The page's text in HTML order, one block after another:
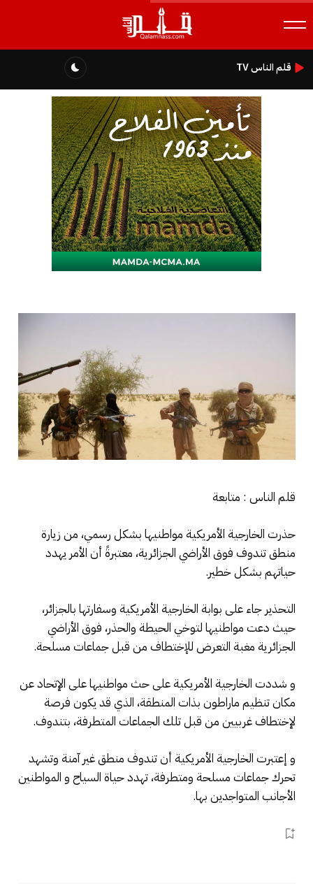
قلم الناس TV
قلم الناس : متابعة
حذرت الخارجية الأمريكية مواطنيها بشكل رسمي، من زيارة
منطق تندوف فوق الأراضي الجزائرية، معتبرةً أن الأمر يهدد
حياتهم بشكل خطير.
التحذير جاء على بوابة الخارجية الأمريكية وسفارتها بالجزائر،
حيث دعت مواطنيها لتوخي الحيطة والحذر، فوق الأراضي
الجزائرية مغبة التعرض للإختطاف من قبل جماعات مسلحة.
و شددت الخارجية الأمريكية على حث مواطنيها على الإتحاد عن
مكان تنظيم ماراطون بذات المنطقة، الذي قد يكون فرصة
لإختطاف غربيين من قبل تلك الجماعات المتطرفة، بتندوف.
و إعتبرت الخارجية الأمريكية أن تندوف منطق غير آمنة وتشهد
تحرك جماعات مسلحة ومتطرفة، تهدد حياة السياح و المواطنين
الأجانب المتواجدين بها.